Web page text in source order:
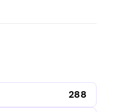
288